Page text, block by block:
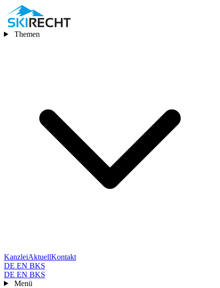
Themen
KanzleiAktuellKontakt
DE EN BKS
DE EN BKS
Menü